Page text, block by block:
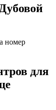
номер
для